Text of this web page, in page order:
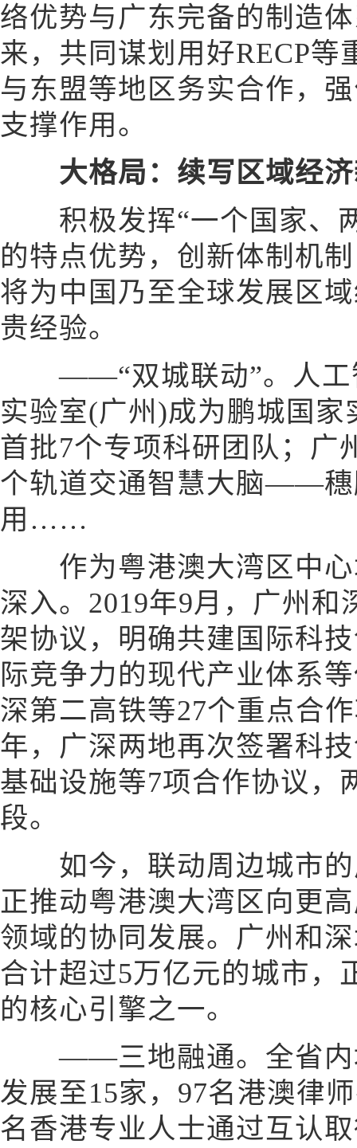
络优势与广东完备的制造
来，共同谋划用好RECP
与东盟等地区务实合作，
支撑作用。
大格局：续写区域经
积极发挥“一个国家、
的特点优势，创新体制机
将为中国乃至全球发展区
贵经验。
——“双城联动”。人工
实验室(广州)成为鹏城国
首批7个专项科研团队；广
个轨道交通智慧大脑——穗
用……
作为粤港澳大湾区中心
深入。2019年9月，广州
架协议，明确共建国际科
际竞争力的现代产业体系
深第二高铁等27个重点合
年，广深两地再次签署科
基础设施等7项合作协议，
段。
如今，联动周边城市的
正推动粤港澳大湾区向更
领域的协同发展。广州和
合计超过5万亿元的城市，
的核心引擎之一。
——三地融通。全省内
发展至15家，97名港澳律
名香港专业人士通过互认